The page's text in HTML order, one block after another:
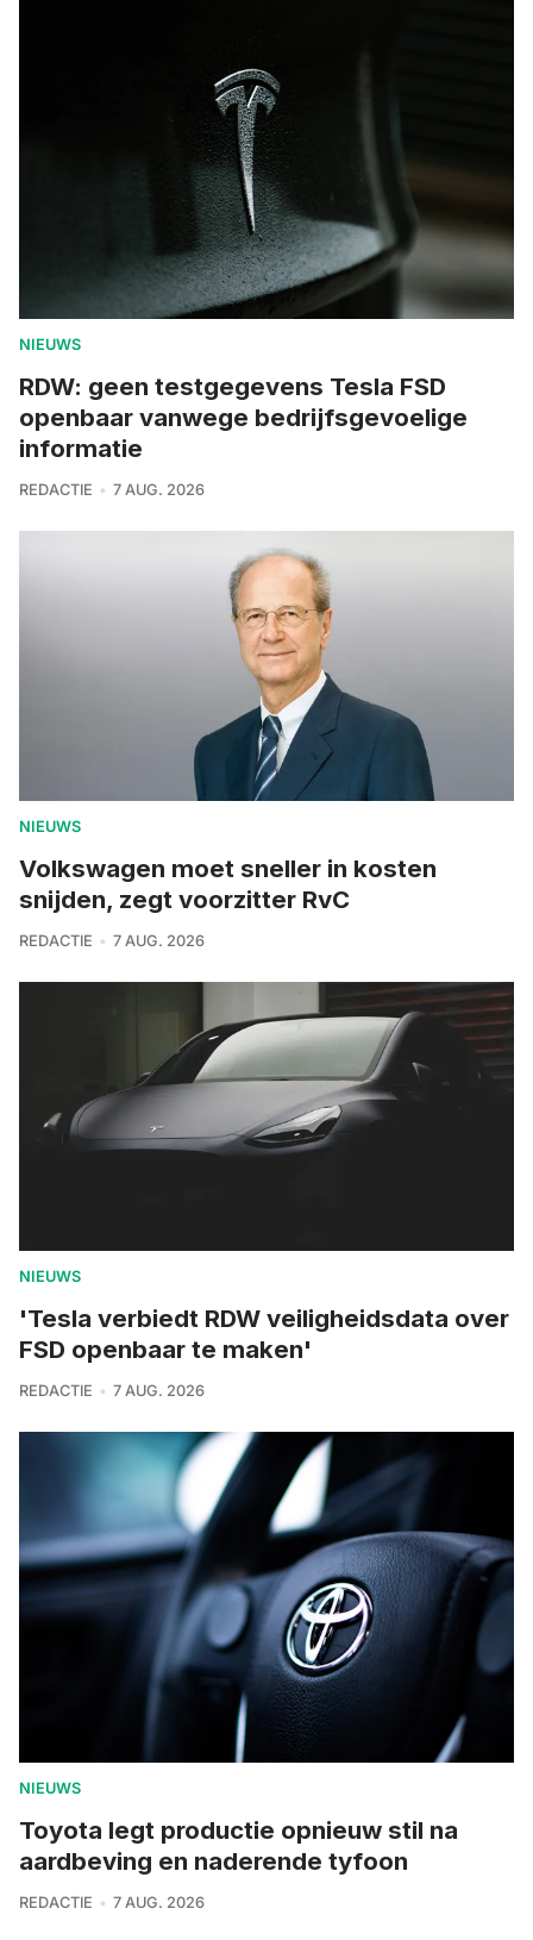
NIEUWS
RDW: geen testgegevens Tesla FSD
openbaar vanwege bedrijfsgevoelige
informatie
REDACTIE 7 AUG. 2026
NIEUWS
Volkswagen moet sneller in kosten
snijden, zegt voorzitter RvC
REDACTIE 7 AUG. 2026
NIEUWS
'Tesla verbiedt RDW veiligheidsdata over
FSD openbaar te maken'
REDACTIE 7 AUG. 2026
NIEUWS
Toyota legt productie opnieuw stil na
aardbeving en naderende tyfoon
REDACTIE 7 AUG. 2026